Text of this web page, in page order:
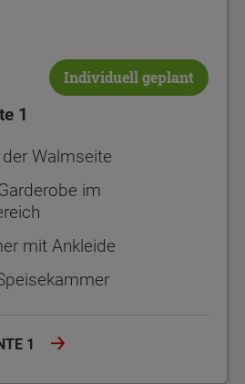
Individuell geplant
1
Walmseite
im
mit Ankleide
1